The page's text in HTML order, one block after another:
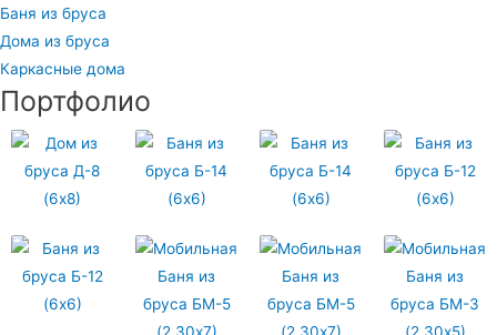
Баня из бруса
Дома из бруса
Каркасные дома
Портфолио